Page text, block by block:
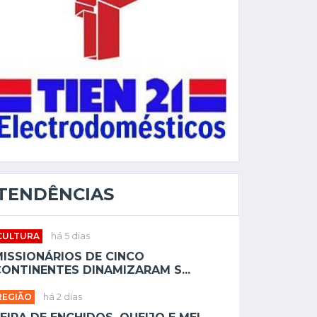
há 5 dias
DE CINCO
DINAMIZARAM S...
há 2 dias